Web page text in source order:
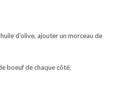
d’olive, ajouter un morceau de
boeuf de chaque côté.